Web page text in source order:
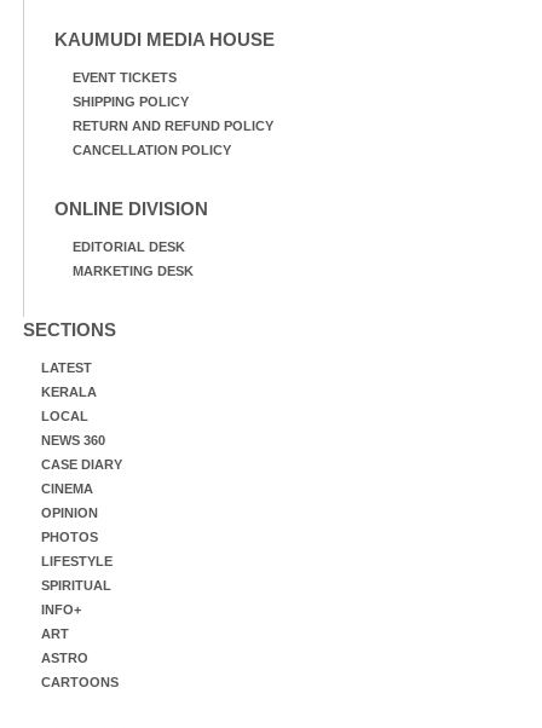
KAUMUDI MEDIA HOUSE
EVENT TICKETS
SHIPPING POLICY
RETURN AND REFUND POLICY
CANCELLATION POLICY
ONLINE DIVISION
EDITORIAL DESK
MARKETING DESK
SECTIONS
LATEST
KERALA
LOCAL
NEWS 360
CASE DIARY
CINEMA
OPINION
PHOTOS
LIFESTYLE
SPIRITUAL
INFO+
ART
ASTRO
CARTOONS